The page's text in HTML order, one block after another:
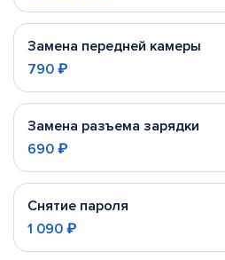
Замена передней камеры
790 ₽
Замена разъема зарядки
690 ₽
Снятие пароля
1 090 ₽